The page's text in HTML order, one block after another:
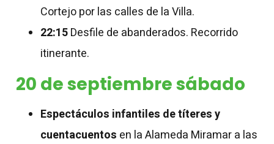
Cortejo por las calles de la Villa.
22:15Desfile de abanderados. Recorrido
itinerante.
20 de septiembre sábado
Espectáculos infantiles de títeres y
cuentacuentos en la Alameda Miramar a las